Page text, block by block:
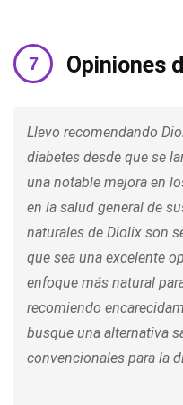
Opiniones
Llevo recomendando
diabetes desde que se
una notable mejora en
en la salud general de
naturales de Diolix son
que sea una excelente
enfoque más natural
recomiendo
busque una alternativa
convencionales para la